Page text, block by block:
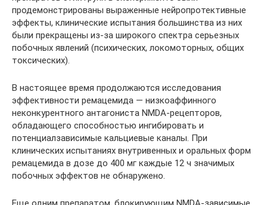
продемонстрированы выраженные нейропротективные
эффекты, клинические испытания большинства из них
были прекращены из-за широкого спектра серьезных
побочных явлений (психических, локомоторных, общих
токсических).
В настоящее время продолжаются исследования
эффективности ремацемида — низкоаффинного
неконкурентного антагониста NMDA-рецепторов,
обладающего способностью ингибировать и
потенциалзависимые кальциевые каналы. При
клинических испытаниях внутривенных и оральных форм
ремацемида в дозе до 400 мг каждые 12 ч значимых
побочных эффектов не обнаружено.